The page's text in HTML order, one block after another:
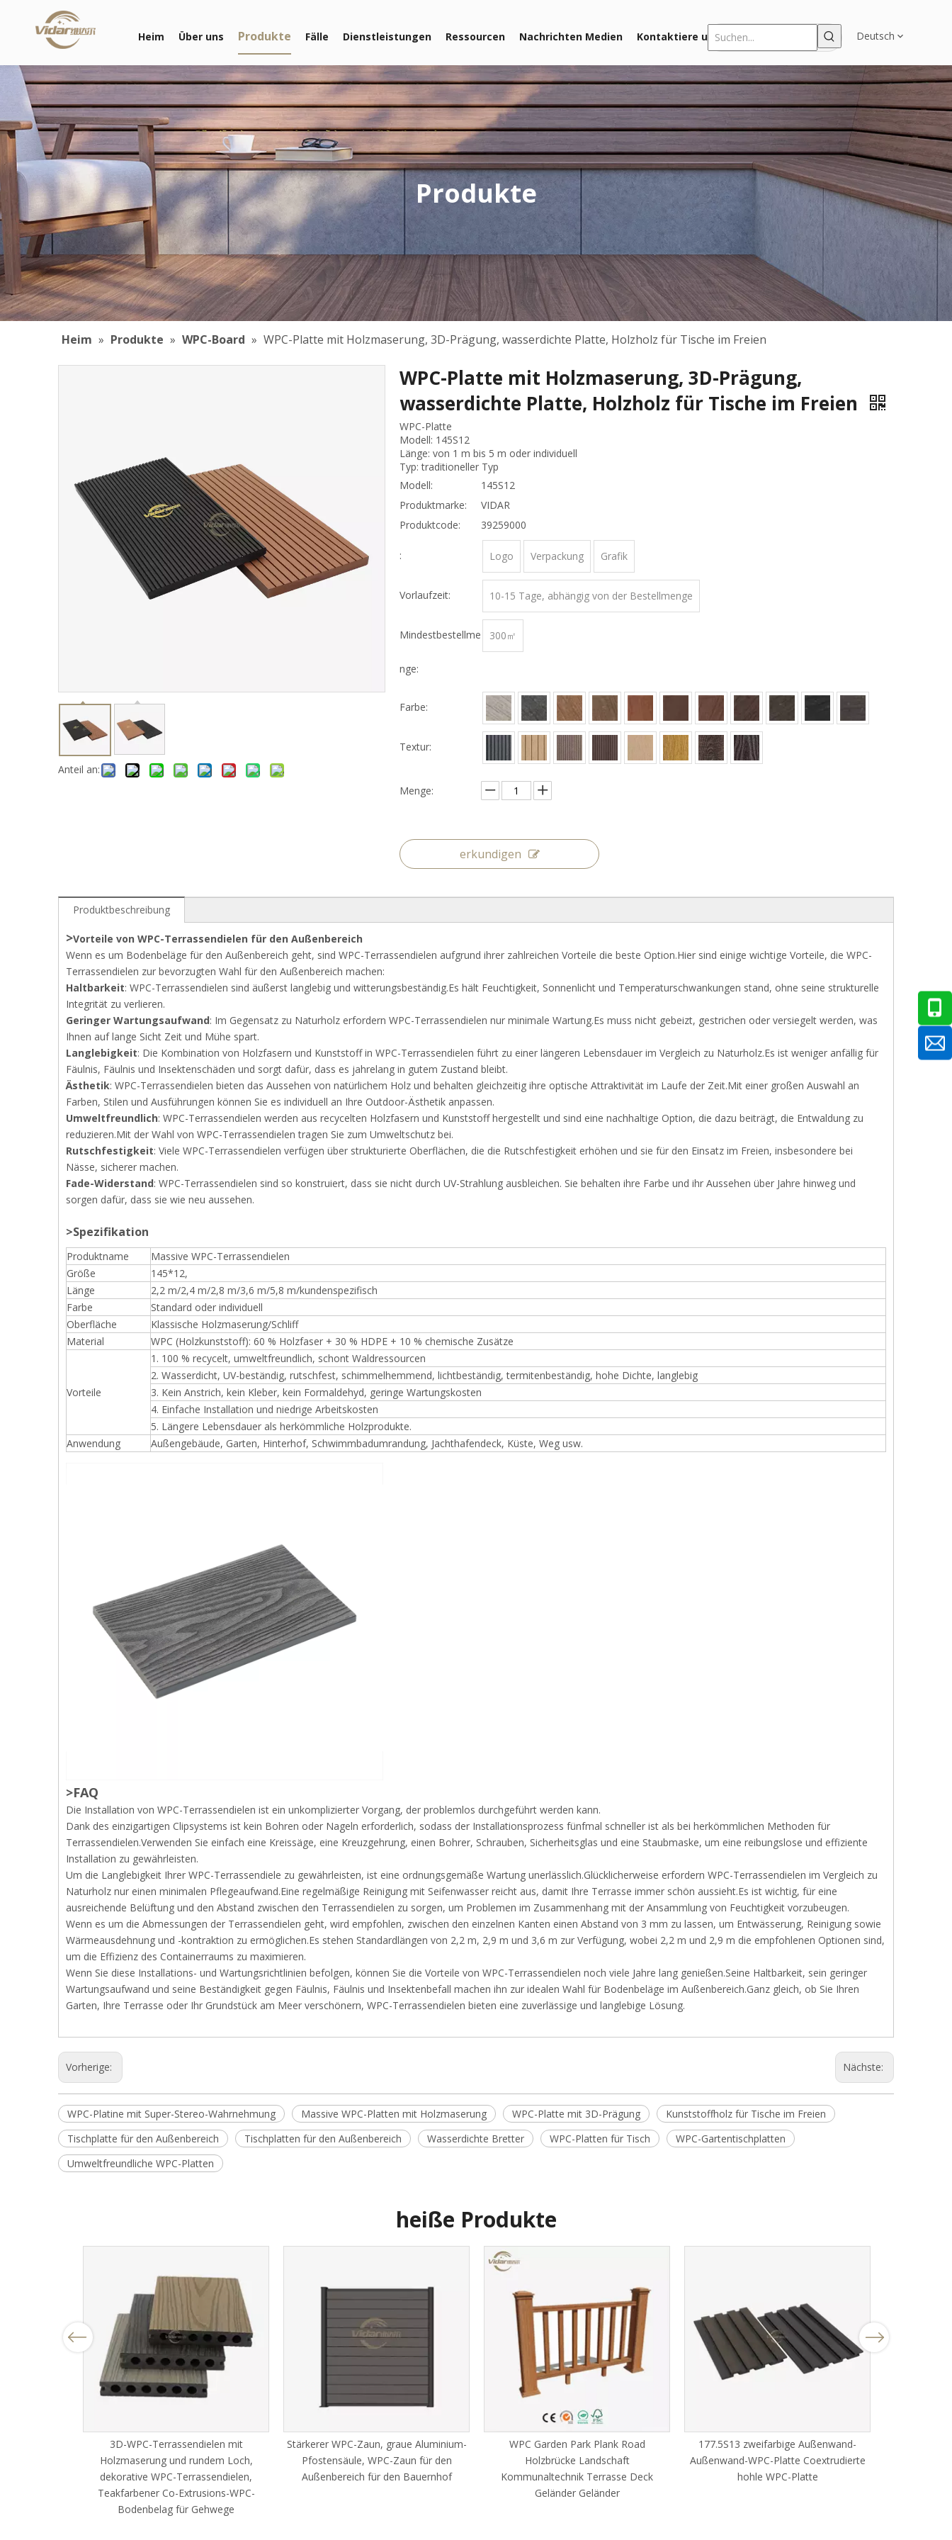
Heim Über uns Produkte Fälle Dienstleistungen Ressourcen Nachrichten Medien Kontaktiere uns Deutsch
Produkte
Heim » Produkte » WPC-Board » WPC-Platte mit Holzmaserung, 3D-Prägung, wasserdichte Platte, Holzholz für Tische im Freien
Anteil an:
WPC-Platte mit Holzmaserung, 3D-Prägung,
wasserdichte Platte, Holzholz für Tische im Freien
WPC-Platte
Modell: 145S12
Länge: von 1 m bis 5 m oder individuell
Typ: traditioneller Typ
Modell:
145S12
Produktmarke:
VIDAR
Produktcode:
39259000
: Logo Verpackung Grafik
Vorlaufzeit: 10-15 Tage, abhängig von der Bestellmenge
Mindestbestellme
nge:
300㎡
Farbe:
Textur:
Menge:
erkundigen
Produktbeschreibung
>Vorteile von WPC-Terrassendielen für den Außenbereich
Wenn es um Bodenbeläge für den Außenbereich geht, sind WPC-Terrassendielen aufgrund ihrer zahlreichen Vorteile die beste Option.Hier sind einige wichtige Vorteile, die WPC-
Terrassendielen zur bevorzugten Wahl für den Außenbereich machen:
Haltbarkeit: WPC-Terrassendielen sind äußerst langlebig und witterungsbeständig.Es hält Feuchtigkeit, Sonnenlicht und Temperaturschwankungen stand, ohne seine strukturelle
Integrität zu verlieren.
Geringer Wartungsaufwand: Im Gegensatz zu Naturholz erfordern WPC-Terrassendielen nur minimale Wartung.Es muss nicht gebeizt, gestrichen oder versiegelt werden, was
Ihnen auf lange Sicht Zeit und Mühe spart.
Langlebigkeit: Die Kombination von Holzfasern und Kunststoff in WPC-Terrassendielen führt zu einer längeren Lebensdauer im Vergleich zu Naturholz.Es ist weniger anfällig für
Fäulnis, Fäulnis und Insektenschäden und sorgt dafür, dass es jahrelang in gutem Zustand bleibt.
Ästhetik: WPC-Terrassendielen bieten das Aussehen von natürlichem Holz und behalten gleichzeitig ihre optische Attraktivität im Laufe der Zeit.Mit einer großen Auswahl an
Farben, Stilen und Ausführungen können Sie es individuell an Ihre Outdoor-Ästhetik anpassen.
Umweltfreundlich: WPC-Terrassendielen werden aus recycelten Holzfasern und Kunststoff hergestellt und sind eine nachhaltige Option, die dazu beiträgt, die Entwaldung zu
reduzieren.Mit der Wahl von WPC-Terrassendielen tragen Sie zum Umweltschutz bei.
Rutschfestigkeit: Viele WPC-Terrassendielen verfügen über strukturierte Oberflächen, die die Rutschfestigkeit erhöhen und sie für den Einsatz im Freien, insbesondere bei
Nässe, sicherer machen.
Fade-Widerstand: WPC-Terrassendielen sind so konstruiert, dass sie nicht durch UV-Strahlung ausbleichen. Sie behalten ihre Farbe und ihr Aussehen über Jahre hinweg und
sorgen dafür, dass sie wie neu aussehen.
>Spezifikation
Produktname
Massive WPC-Terrassendielen
Größe
145*12,
Länge
2,2 m/2,4 m/2,8 m/3,6 m/5,8 m/kundenspezifisch
Farbe
Standard oder individuell
Oberfläche
Klassische Holzmaserung/Schliff
Material
WPC (Holzkunststoff): 60 % Holzfaser + 30 % HDPE + 10 % chemische Zusätze
Vorteile
1. 100 % recycelt, umweltfreundlich, schont Waldressourcen
2. Wasserdicht, UV-beständig, rutschfest, schimmelhemmend, lichtbeständig, termitenbeständig, hohe Dichte, langlebig
3. Kein Anstrich, kein Kleber, kein Formaldehyd, geringe Wartungskosten
4. Einfache Installation und niedrige Arbeitskosten
5. Längere Lebensdauer als herkömmliche Holzprodukte.
Anwendung
Außengebäude, Garten, Hinterhof, Schwimmbadumrandung, Jachthafendeck, Küste, Weg usw.
>FAQ
Die Installation von WPC-Terrassendielen ist ein unkomplizierter Vorgang, der problemlos durchgeführt werden kann.
Dank des einzigartigen Clipsystems ist kein Bohren oder Nageln erforderlich, sodass der Installationsprozess fünfmal schneller ist als bei herkömmlichen Methoden für
Terrassendielen.Verwenden Sie einfach eine Kreissäge, eine Kreuzgehrung, einen Bohrer, Schrauben, Sicherheitsglas und eine Staubmaske, um eine reibungslose und effiziente
Installation zu gewährleisten.
Um die Langlebigkeit Ihrer WPC-Terrassendiele zu gewährleisten, ist eine ordnungsgemäße Wartung unerlässlich.Glücklicherweise erfordern WPC-Terrassendielen im Vergleich zu
Naturholz nur einen minimalen Pflegeaufwand.Eine regelmäßige Reinigung mit Seifenwasser reicht aus, damit Ihre Terrasse immer schön aussieht.Es ist wichtig, für eine
ausreichende Belüftung und den Abstand zwischen den Terrassendielen zu sorgen, um Problemen im Zusammenhang mit der Ansammlung von Feuchtigkeit vorzubeugen.
Wenn es um die Abmessungen der Terrassendielen geht, wird empfohlen, zwischen den einzelnen Kanten einen Abstand von 3 mm zu lassen, um Entwässerung, Reinigung sowie
Wärmeausdehnung und -kontraktion zu ermöglichen.Es stehen Standardlängen von 2,2 m, 2,9 m und 3,6 m zur Verfügung, wobei 2,2 m und 2,9 m die empfohlenen Optionen sind,
um die Effizienz des Containerraums zu maximieren.
Wenn Sie diese Installations- und Wartungsrichtlinien befolgen, können Sie die Vorteile von WPC-Terrassendielen noch viele Jahre lang genießen.Seine Haltbarkeit, sein geringer
Wartungsaufwand und seine Beständigkeit gegen Fäulnis, Fäulnis und Insektenbefall machen ihn zur idealen Wahl für Bodenbeläge im Außenbereich.Ganz gleich, ob Sie Ihren
Garten, Ihre Terrasse oder Ihr Grundstück am Meer verschönern, WPC-Terrassendielen bieten eine zuverlässige und langlebige Lösung.
Vorherige: Nächste:
WPC-Platine mit Super-Stereo-Wahrnehmung Massive WPC-Platten mit Holzmaserung WPC-Platte mit 3D-Prägung
Kunststoffholz für Tische im Freien
Tischplatte für den Außenbereich
Tischplatten für den Außenbereich Wasserdichte Bretter WPC-Platten für Tisch
WPC-Gartentischplatten
Umweltfreundliche WPC-Platten
heiße Produkte
Previous
3D-WPC-Terrassendielen mit
Holzmaserung und rundem Loch,
dekorative WPC-Terrassendielen,
Teakfarbener Co-Extrusions-WPC-
Bodenbelag für Gehwege
Stärkerer WPC-Zaun, graue Aluminium-
Pfostensäule, WPC-Zaun für den
Außenbereich für den Bauernhof
WPC Garden Park Plank Road
Holzbrücke Landschaft
Kommunaltechnik Terrasse Deck
Geländer Geländer
177.5S13 zweifarbige Außenwand-
Außenwand-WPC-Platte Coextrudierte
hohle WPC-Platte
Next